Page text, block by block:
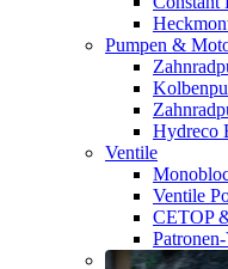
Pumpen &
Hydreco
Ventile
Ventile
CETOP